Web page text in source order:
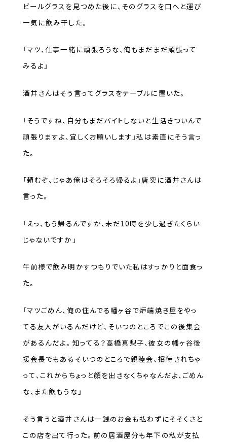
ビールグラスを見つめた後に、そのグラスを口へと運び
一気に飲み干した。
「マツ、仕事一緒に頑張ろうな、俺もまだまだ頑張って
みるよ」
酒井さんはそう言ってグラスをテーブルに置いた。
「そうですね、自分もまだバイトしないと生活きついんで
頑張りますよ、宜しくお願いします」私は素直にそう言っ
た。
「頼むぞ、じゃあ俺はそろそろ帰るよ」唐突に酒井さんは
言った。
「えっ、もう帰るんですか、未だ10時を少し過ぎたくらい
じゃないですか」
午前様で飲み明かすつもりでいた私はすっかりと面食っ
た。
「マツごめん、俺の住んでる幡ヶ谷で炉端焼き屋をやっ
てる友人がいるんだけど、そいつのところでこの後集会
があるんだよ。知ってる？高橋真梨子、彼女の幡ヶ谷後
援会長でもあるそいつのところで親睦会、招待されちゃ
って、これからちょっと顔を出さなくちゃなんだよ、ごめん
な、また飲もうな」
そう言うと酒井さんは一銭のお金も払わずにそそくさと
この店を出て行った。前の居酒屋分も年下の私が支払